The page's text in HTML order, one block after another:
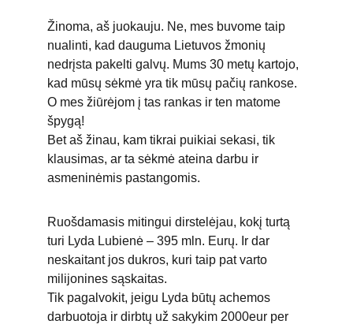
Žinoma, aš juokauju. Ne, mes buvome taip
nualinti, kad dauguma Lietuvos žmonių
nedrįsta pakelti galvų. Mums 30 metų kartojo,
kad mūsų sėkmė yra tik mūsų pačių rankose.
O mes žiūrėjom į tas rankas ir ten matome
špygą!
Bet aš žinau, kam tikrai puikiai sekasi, tik
klausimas, ar ta sėkmė ateina darbu ir
asmeninėmis pastangomis.
Ruošdamasis mitingui dirstelėjau, kokį turtą
turi Lyda Lubienė – 395 mln. Eurų. Ir dar
neskaitant jos dukros, kuri taip pat varto
milijonines sąskaitas.
Tik pagalvokit, jeigu Lyda būtų achemos
darbuotoja ir dirbtų už sakykim 2000eur per